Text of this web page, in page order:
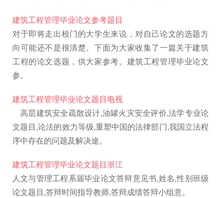
建筑工程管理毕业论文参考题目
对于即将走出校门的大学生来说，对自己论文的选题方
向可能还不是很清楚。下面为大家收集了一篇关于建筑
工程的论文选题，供大家参考。建筑工程管理毕业论文
参。
建筑工程管理毕业论文题目电视
高层建筑安全疏散设计,油罐火灾安全评价,法学专业论
文题目,论法的效力等级,重塑中国的法律部门,我国立法程
序中存在的问题及解决途。
建筑工程管理毕业论文题目浙江
人文与管理工程系届毕业论文答辩意见书,姓名,性别班级
论文题目,答辩时间指导教师,答辩成绩答辩小组意。